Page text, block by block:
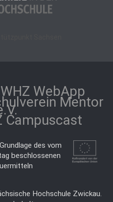
des vom
beschlossenen
Hochschule Zwickau.